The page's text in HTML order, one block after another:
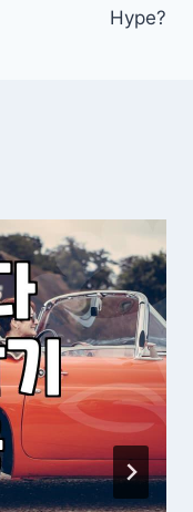
Hype?